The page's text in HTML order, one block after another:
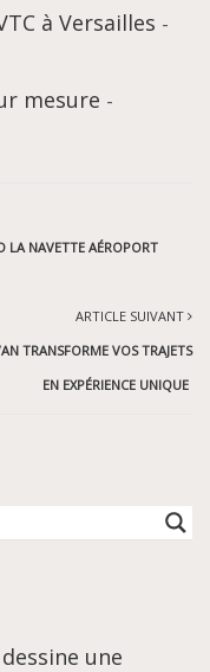
à Versailles -
mesure -
LA NAVETTE AÉROPORT
ARTICLE SUIVANT
TRANSFORME VOS TRAJETS
EN EXPÉRIENCE UNIQUE
dessine une